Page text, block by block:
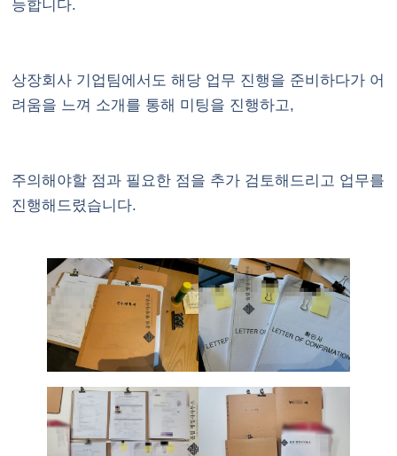
능합니다.
상장회사 기업팀에서도 해당 업무 진행을 준비하다가 어
려움을 느껴 소개를 통해 미팅을 진행하고,
주의해야할 점과 필요한 점을 추가 검토해드리고 업무를
진행해드렸습니다.